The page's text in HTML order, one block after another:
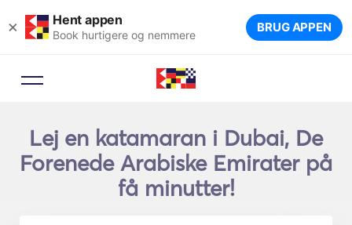
× Hent appen
Book hurtigere og nemmere BRUG APPEN
Lej en katamaran i Dubai, De
Forenede Arabiske Emirater på
få minutter!